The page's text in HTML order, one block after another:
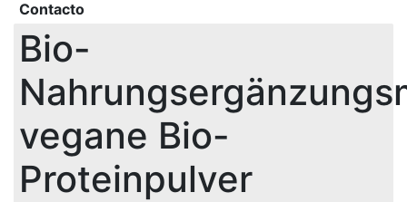
Contacto
Bio-
vegane Bio-
Proteinpulver